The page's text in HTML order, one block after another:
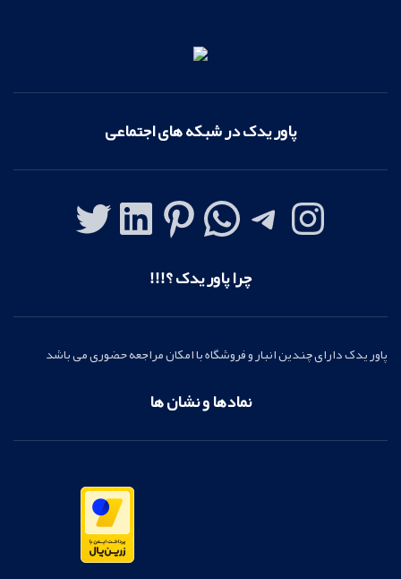
پاور یدک در شبکه های اجتماعی
چرا پاور یدک ؟!!!
پاور یدک دارای چندین انبار و فروشگاه با امکان مراجعه حضوری می باشد
نمادها و نشان ها